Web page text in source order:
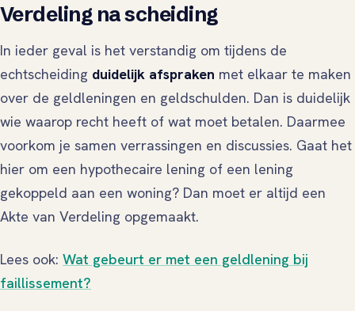
Verdeling na scheiding
In ieder geval is het verstandig om tijdens de
echtscheiding duidelijk afspraken met elkaar te maken
over de geldleningen en geldschulden. Dan is duidelijk
wie waarop recht heeft of wat moet betalen. Daarmee
voorkom je samen verrassingen en discussies. Gaat het
hier om een hypothecaire lening of een lening
gekoppeld aan een woning? Dan moet er altijd een
Akte van Verdeling opgemaakt.
Lees ook: Wat gebeurt er met een geldlening bij
faillissement?